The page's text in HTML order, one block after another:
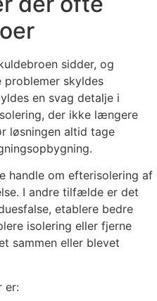
sidder, og
skyldes
en svag detalje i
der ikke længere
løsningen altid tage
handle om efterisolering af
I andre tilfælde er det
etablere bedre
isolering eller fjerne
sammen eller blevet
er: